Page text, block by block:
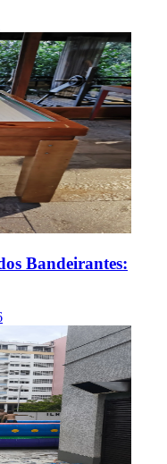
Bandeirantes: